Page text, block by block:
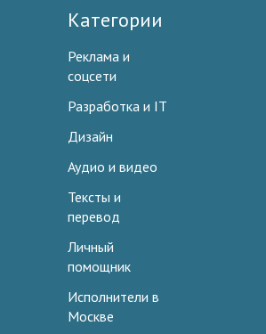
Категории
Реклама и
соцсети
Разработка и IT
Дизайн
Аудио и видео
Тексты и
перевод
Личный
помощник
Исполнители в
Москве